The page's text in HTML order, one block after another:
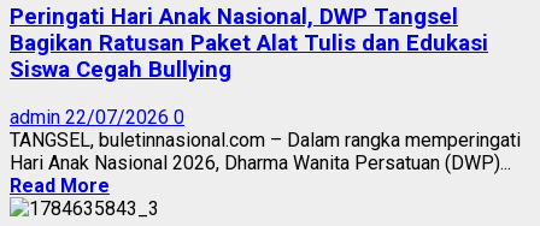
Peringati Hari Anak Nasional, DWP Tangsel
Bagikan Ratusan Paket Alat Tulis dan Edukasi
Siswa Cegah Bullying
admin 22/07/2026 0
TANGSEL, buletinnasional.com – Dalam rangka memperingati
Hari Anak Nasional 2026, Dharma Wanita Persatuan (DWP)...
Read More